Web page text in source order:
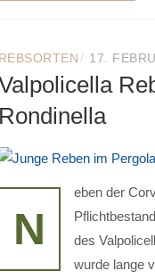
REBSORTEN / 17.
Rondinella
N
eben der
des
wurde lange